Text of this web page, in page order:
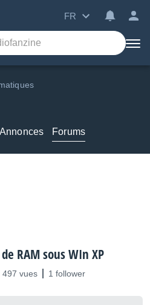
FR
Annonces Forums
RAM sous WIn XP
497 vues 1 follower